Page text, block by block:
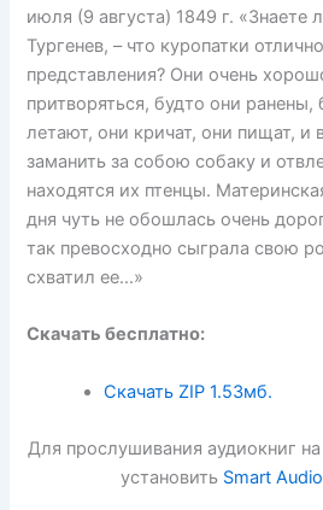
июля (9 августа) 1849 г. «Знаете
Тургенев, – что куропатки
представления? Они очень
притворяться, будто они ранены,
летают, они кричат, они пищат, и
заманить за собою собаку и
находятся их птенцы.
дня чуть не обошлась очень
так превосходно сыграла свою
схватил ее…»
Скачать бесплатно:
Скачать ZIP1.53мб.
Для прослушивания аудиокниг
установить Smart